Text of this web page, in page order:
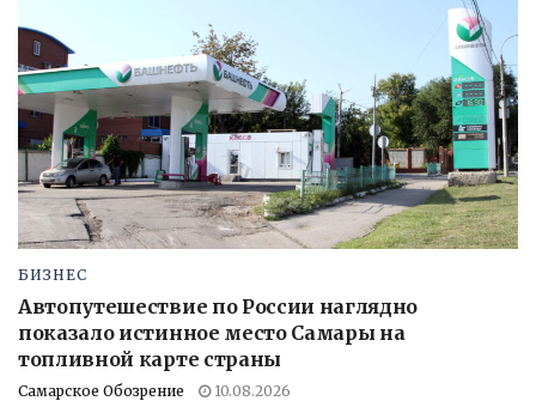
БИЗНЕС
Автопутешествие по России наглядно
показало истинное место Самары на
топливной карте страны
Самарское Обозрение 10.08.2026